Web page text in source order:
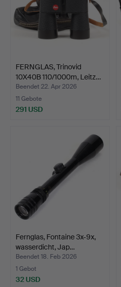
FERNGLAS, Trinovid
10X40B 110/1000m, Leitz…
Beendet 22. Apr 2026
11 Gebote
291 USD
Fernglas, Fontaine 3x-9x,
wasserdicht, Jap…
Beendet 18. Feb 2026
1 Gebot
32 USD